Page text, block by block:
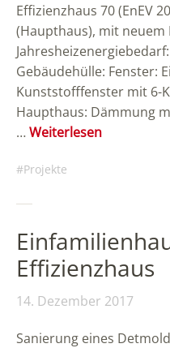
Effizienzhaus 70 (EnEV
(Haupthaus), mit
Gebäudehülle: Fenster:
Kunststofffenster mit 6-
Haupthaus: Dämmung
…Weiterlesen
Projekte
Effizienzhaus
14. Dezember 2017
Sanierung eines